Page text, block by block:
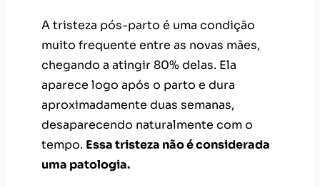
A tristeza pós-parto é uma condição
muito frequente entre as novas mães,
chegando a atingir 80% delas. Ela
aparece logo após o parto e dura
aproximadamente duas semanas,
desaparecendo naturalmente com o
tempo. Essa tristeza não é considerada
uma patologia.